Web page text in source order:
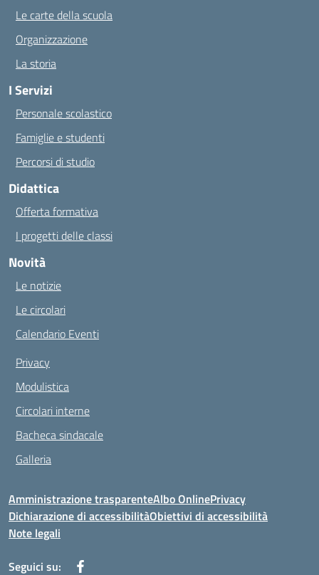
Le carte della scuola
Organizzazione
La storia
I Servizi
Personale scolastico
Famiglie e studenti
Percorsi di studio
Didattica
Offerta formativa
I progetti delle classi
Novità
Le notizie
Le circolari
Calendario Eventi
Privacy
Modulistica
Circolari interne
Bacheca sindacale
Galleria
Amministrazione trasparenteAlbo OnlinePrivacy
Dichiarazione di accessibilitàObiettivi di accessibilità
Note legali
Seguici su: